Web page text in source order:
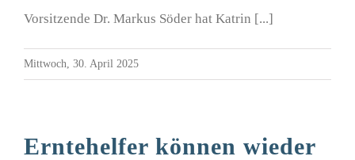
Vorsitzende Dr. Markus Söder hat Katrin [...]
Mittwoch, 30. April 2025
Erntehelfer können wieder